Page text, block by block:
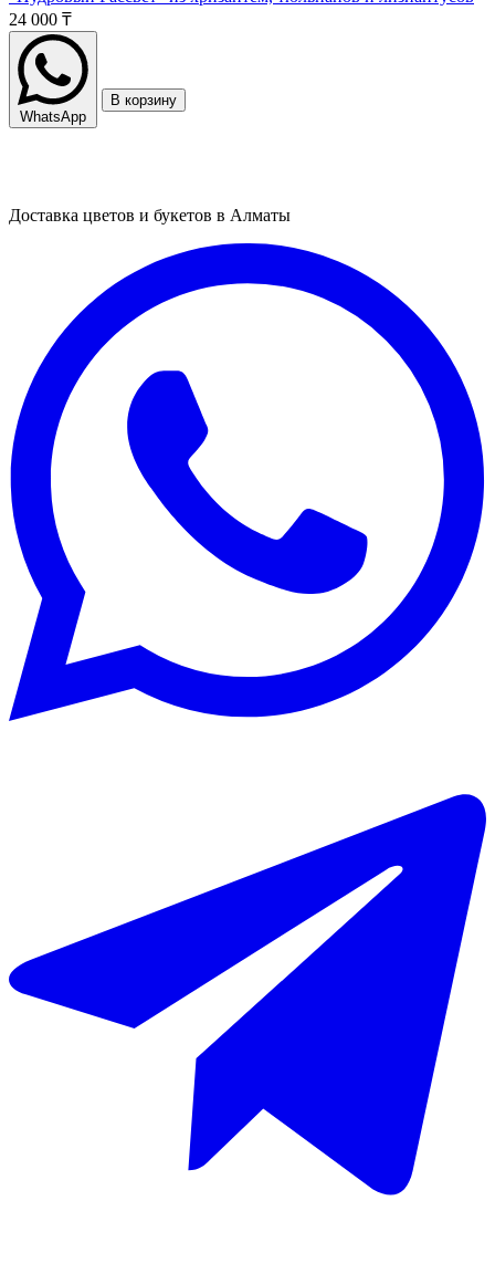
24 000 ₸
WhatsApp
В корзину
Доставка цветов и букетов в Алматы